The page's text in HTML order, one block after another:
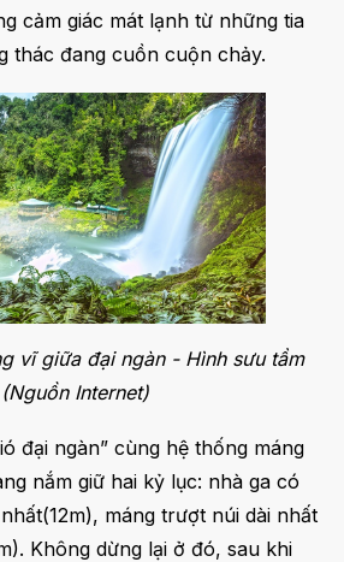
cảm giác mát lạnh từ những tia
thác đang cuồn cuộn chảy.
vĩ giữa đại ngàn - Hình sưu tầm
(Nguồn Internet)
đại ngàn” cùng hệ thống máng
nắm giữ hai kỷ lục: nhà ga có
máng trượt núi dài nhất
Không dừng lại ở đó, sau khi